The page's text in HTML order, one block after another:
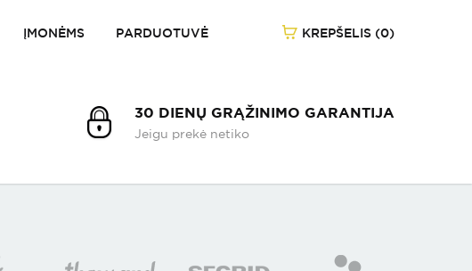
ĮMONĖMS PARDUOTUVĖ KREPŠELIS (0)
1/-
30 DIENŲ GRĄŽINIMO GARANTIJA
Jeigu prekė netiko